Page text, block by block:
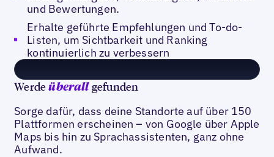
und Bewertungen.
Erhalte geführte Empfehlungen und To-do-
Listen, um Sichtbarkeit und Ranking
kontinuierlich zu verbessern
Werdeüberallgefunden
Sorge dafür, dass deine Standorte auf über 150
Plattformen erscheinen – von Google über Apple
Maps bis hin zu Sprachassistenten, ganz ohne
Aufwand.